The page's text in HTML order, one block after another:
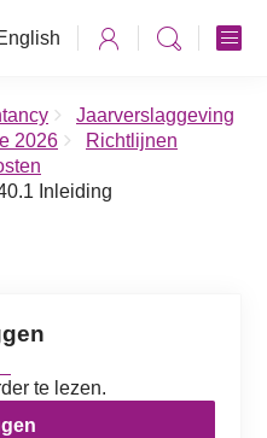
Jaarverslaggeving
2026
Richtlijnen
Inleiding
te lezen.